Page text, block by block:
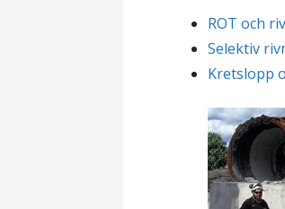
ROT och
Selektiv
Kretslopp